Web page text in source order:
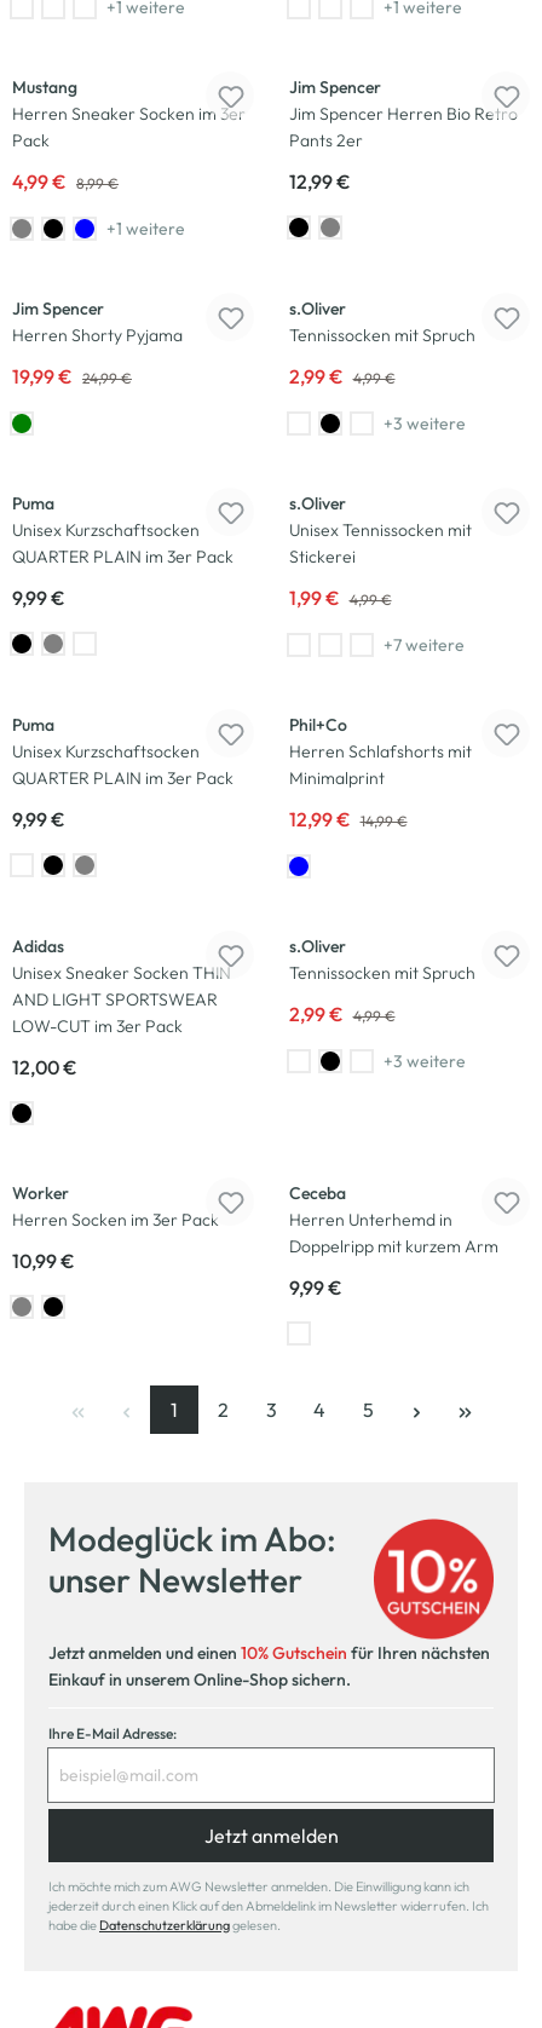
+1 weitere
+1 weitere
Mustang
Herren Sneaker Socken im 3er
Pack
4,99 € 8,99 €
+1 weitere
Jim Spencer
Jim Spencer Herren Bio Retro
Pants 2er
12,99 €
Jim Spencer
Herren Shorty Pyjama
19,99 € 24,99 €
s.Oliver
Tennissocken mit Spruch
2,99 € 4,99 €
+3 weitere
Puma
Unisex Kurzschaftsocken
QUARTER PLAIN im 3er Pack
9,99 €
s.Oliver
Unisex Tennissocken mit
Stickerei
1,99 € 4,99 €
+7 weitere
Puma
Unisex Kurzschaftsocken
QUARTER PLAIN im 3er Pack
9,99 €
Phil+Co
Herren Schlafshorts mit
Minimalprint
12,99 € 14,99 €
Adidas
Unisex Sneaker Socken THIN
AND LIGHT SPORTSWEAR
LOW-CUT im 3er Pack
12,00 €
s.Oliver
Tennissocken mit Spruch
2,99 € 4,99 €
+3 weitere
Worker
Herren Socken im 3er Pack
10,99 €
Ceceba
Herren Unterhemd in
Doppelripp mit kurzem Arm
9,99 €
Seite
1
, aktuelle Seite
Seite
2
Seite
3
Seite
4
Seite
5
Modeglück im Abo:
unser Newsletter
Jetzt anmelden und einen 10% Gutschein für Ihren nächsten
Einkauf in unserem Online-Shop sichern.
Ihre E-Mail Adresse:
Jetzt anmelden
Ich möchte mich zum AWG Newsletter anmelden. Die Einwilligung kann ich
jederzeit durch einen Klick auf den Abmeldelink im Newsletter widerrufen. Ich
habe die Datenschutzerklärunggelesen.